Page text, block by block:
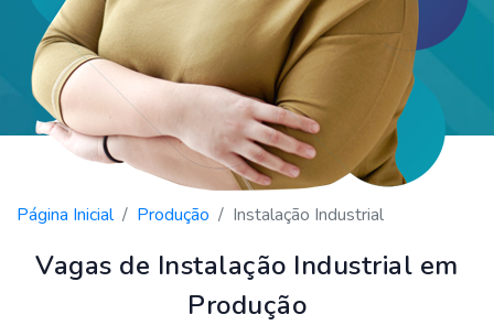
Página Inicial Produção Instalação Industrial
Vagas de Instalação Industrial em
Produção